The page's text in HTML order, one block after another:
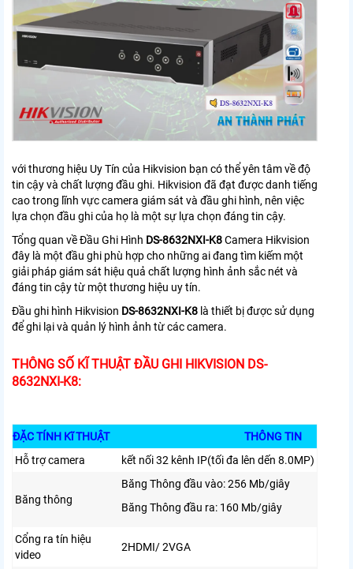
với thương hiệu Uy Tín của Hikvision bạn có thể yên tâm về độ
tin cậy và chất lượng đầu ghi. Hikvision đã đạt được danh tiếng
cao trong lĩnh vực camera giám sát và đầu ghi hình, nên việc
lựa chọn đầu ghi của họ là một sự lựa chọn đáng tin cậy.
Tổng quan về Đầu Ghi Hình DS-8632NXI-K8Camera Hikvision
đây là một đầu ghi phù hợp cho những ai đang tìm kiếm một
giải pháp giám sát hiệu quả chất lượng hình ảnh sắc nét và
đáng tin cậy từ một thương hiệu uy tín.
Đầu ghi hình Hikvision DS-8632NXI-K8 là thiết bị được sử dụng
để ghi lại và quản lý hình ảnh từ các camera.
THÔNG SỐ KĨ THUẬT ĐẦU GHI HIKVISION DS-
8632NXI-K8:
ĐẶC TÍNH Kĩ THUẬT
THÔNG TIN
Hỗ trợ camera
kết nối 32 kênh IP(tối đa lên dến 8.0MP)
Băng thông
Băng Thông đầu vào: 256 Mb/giây
Băng Thông đầu ra: 160 Mb/giây
Cổng ra tín hiệu
video
2HDMI/ 2VGA